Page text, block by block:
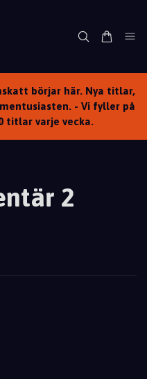
börjar här. Nya titlar,
- Vi fyller på
titlar varje vecka.
2